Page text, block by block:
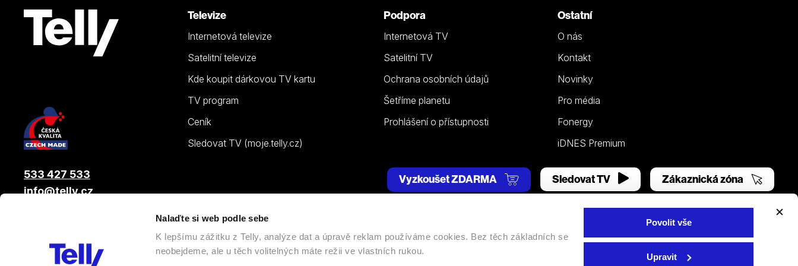
Nalaďte si web podle sebe
K lepšímu zážitku z Telly, analýze dat a úpravě reklam používáme cookies. Bez těch základních se
neobejdeme, ale u těch volitelných máte režii ve vlastních rukou.
Povolit vše
Upravit
Televize
Internetová televize
Satelitní televize
Kde koupit dárkovou TV kartu
TV program
Ceník
Sledovat TV (moje.telly.cz)
Podpora
Internetová TV
Satelitní TV
Ochrana osobních údajů
Šetříme planetu
Prohlášení o přístupnosti
Ostatní
O nás
Kontakt
Novinky
Pro média
Fonergy
iDNES Premium
533 427 533
info@telly.cz
Vyzkoušet ZDARMA Sledovat TV Zákaznická zóna
, člen skupiny LAMA ENERGY GROUP | Všechna práva vyhrazena. |Nastavení cookies